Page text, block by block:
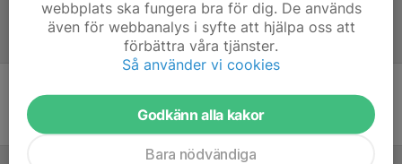
webbplats ska fungera bra för dig. De används
även för webbanalys i syfte att hjälpa oss att
förbättra våra tjänster.
Så använder vi cookies
Godkänn alla kakor
Bara nödvändiga